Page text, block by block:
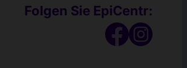
Folgen Sie EpiCentr: